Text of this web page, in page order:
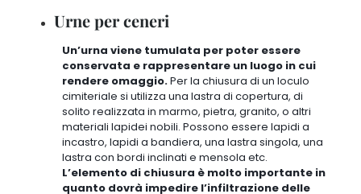
Urne per ceneri
Un’urna viene tumulata per poter essere
conservata e rappresentare un luogo in cui
rendere omaggio.Per la chiusura di un loculo
cimiteriale si utilizza una lastra di copertura, di
solito realizzata in marmo, pietra, granito, o altri
materiali lapidei nobili. Possono essere lapidi a
incastro, lapidi a bandiera, una lastra singola, una
lastra con bordi inclinati e mensola etc.
L’elemento di chiusura è molto importante in
quanto dovrà impedire l’infiltrazione delle